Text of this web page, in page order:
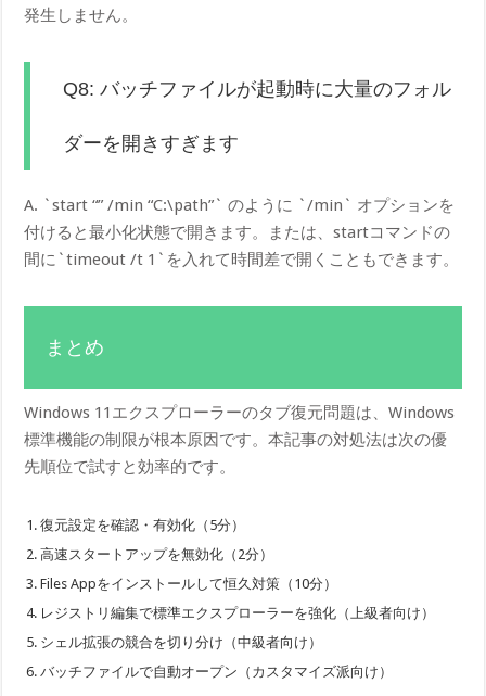
発生しません。
Q8: バッチファイルが起動時に大量のフォル
ダーを開きすぎます
A. `start “” /min “C:\path”` のように `/min` オプションを
付けると最小化状態で開きます。または、startコマンドの
間に`timeout /t 1`を入れて時間差で開くこともできます。
まとめ
Windows 11エクスプローラーのタブ復元問題は、Windows
標準機能の制限が根本原因です。本記事の対処法は次の優
先順位で試すと効率的です。
復元設定を確認・有効化（5分）
高速スタートアップを無効化（2分）
Files Appをインストールして恒久対策（10分）
レジストリ編集で標準エクスプローラーを強化（上級者向け）
シェル拡張の競合を切り分け（中級者向け）
バッチファイルで自動オープン（カスタマイズ派向け）